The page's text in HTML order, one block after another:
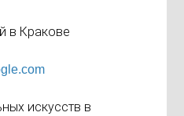
в Кракове
искусств в